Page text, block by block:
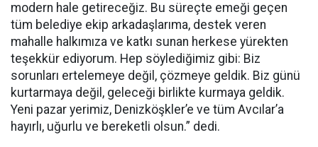
modern hale getireceğiz. Bu süreçte emeği geçen
tüm belediye ekip arkadaşlarıma, destek veren
mahalle halkımıza ve katkı sunan herkese yürekten
teşekkür ediyorum. Hep söylediğimiz gibi: Biz
sorunları ertelemeye değil, çözmeye geldik. Biz günü
kurtarmaya değil, geleceği birlikte kurmaya geldik.
Yeni pazar yerimiz, Denizköşkler’e ve tüm Avcılar’a
hayırlı, uğurlu ve bereketli olsun.” dedi.